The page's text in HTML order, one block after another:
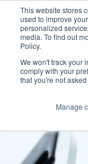
This website stores
used to improve
personalized
media. To find out
Policy.
We won't track your
comply with your
that you're not
Manage
Contact your